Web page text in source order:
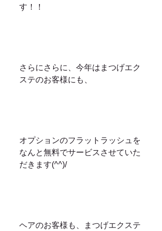
す！！
さらにさらに、今年はまつげエク
ステのお客様にも、
オプションのフラットラッシュを
なんと無料でサービスさせていた
だきます(^^)/
ヘアのお客様も、まつげエクステ